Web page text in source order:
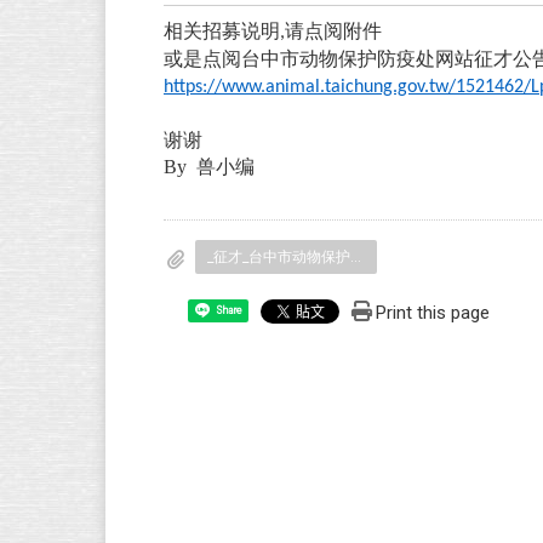
相关招募说明,请点阅附件
或是点阅台中市动物保护防疫处网站征才公
https://www.animal.taichung.gov.tw/1521462/
谢谢
By 兽小编
_征才_台中市动物保护防疫处诚征约僱兽医4位.docx.pdf
Share Print this page